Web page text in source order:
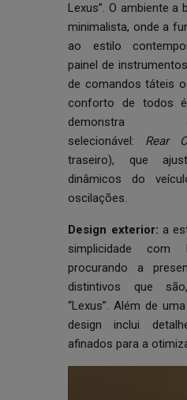
Lexus”. O ambiente a
minimalista, onde a
ao estilo
painel de
de comandos táteis
conforto de todos
selecionável: Rear
traseiro), que
dinâmicos do
oscilações.
Design exterior: a
simplicidade com
procurando a
distintivos que
“Lexus”. Além de
design inclui
afinados para a